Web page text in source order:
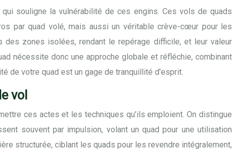
souligne la vulnérabilité de ces engins. Ces vols de quads
par quad volé, mais aussi un véritable crève-cœur pour les
zones isolées, rendant le repérage difficile, et leur valeur
nécessite donc une approche globale et réfléchie, combinant
de votre quad est un gage de tranquillité d’esprit.
vol
ces actes et les techniques qu’ils emploient. On distingue
souvent par impulsion, volant un quad pour une utilisation
structurée, ciblant les quads pour les revendre intégralement,